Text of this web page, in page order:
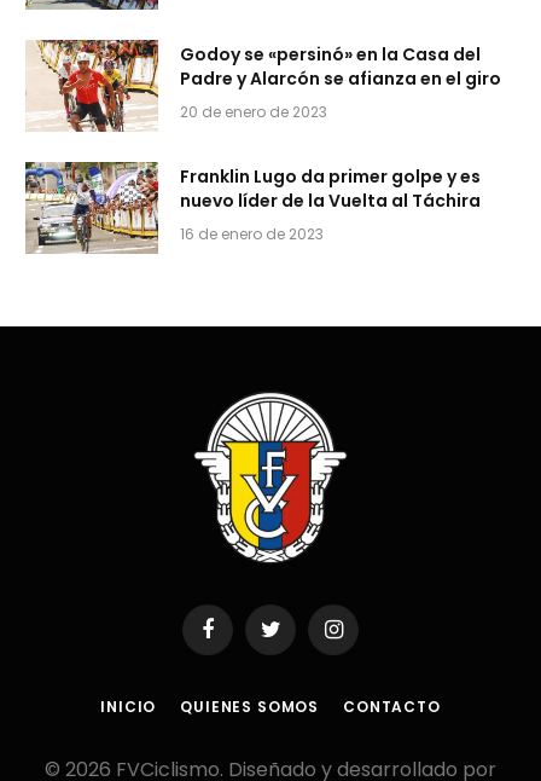
Godoy se «persinó» en la Casa del
Padre y Alarcón se afianza en el giro
20 de enero de 2023
Franklin Lugo da primer golpe y es
nuevo líder de la Vuelta al Táchira
16 de enero de 2023
FacebookTwitter Instagram
INICIO QUIENES SOMOS CONTACTO
© 2026 FVCiclismo. Diseñado y desarrollado por